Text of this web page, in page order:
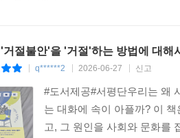
'거절불안'을 '거절'하는 방법에 대해
q******2 2026-06-27 신고
#도서제공#서평단우리는 왜
는 대화에 속이 아플까? 이
고, 그 원인을 사회와 문화를